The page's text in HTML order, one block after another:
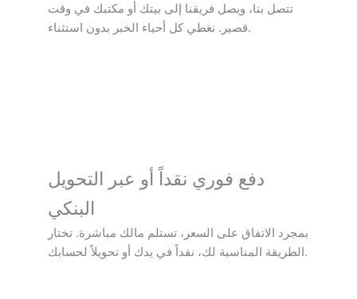
تتصل بنا، ويصل فريقنا إلى بيتك أو مكتبك في وقت
قصير. نغطي كل أحياء الخبر بدون استثناء.
دفع فوري نقداً أو عبر التحويل
البنكي
بمجرد الاتفاق على السعر، تستلم مالك مباشرة. تختار
الطريقة المناسبة لك، نقداً في يدك أو تحويلاً لحسابك.